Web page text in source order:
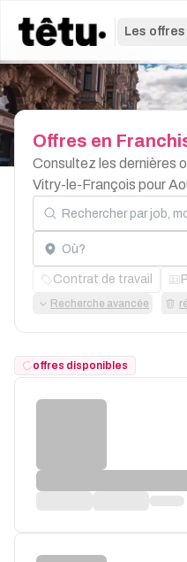
Les
Offres en
Consultez les dernières
Vitry-le-François pour
Rechercher par job, mot-
Localisation
Contrat de travail
Recherche avancée
offres disponibles